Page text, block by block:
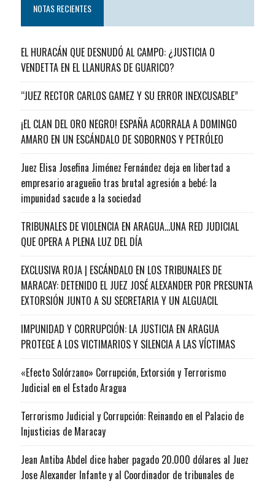
NOTAS RECIENTES
EL HURACÁN QUE DESNUDÓ AL CAMPO: ¿JUSTICIA O
VENDETTA EN EL LLANURAS DE GUARICO?
“JUEZ RECTOR CARLOS GAMEZ Y SU ERROR INEXCUSABLE”
¡EL CLAN DEL ORO NEGRO! ESPAÑA ACORRALA A DOMINGO
AMARO EN UN ESCÁNDALO DE SOBORNOS Y PETRÓLEO
Juez Elisa Josefina Jiménez Fernández deja en libertad a
empresario aragueño tras brutal agresión a bebé: la
impunidad sacude a la sociedad
TRIBUNALES DE VIOLENCIA EN ARAGUA…UNA RED JUDICIAL
QUE OPERA A PLENA LUZ DEL DÍA
EXCLUSIVA ROJA | ESCÁNDALO EN LOS TRIBUNALES DE
MARACAY: DETENIDO EL JUEZ JOSÉ ALEXANDER POR PRESUNTA
EXTORSIÓN JUNTO A SU SECRETARIA Y UN ALGUACIL
IMPUNIDAD Y CORRUPCIÓN: LA JUSTICIA EN ARAGUA
PROTEGE A LOS VICTIMARIOS Y SILENCIA A LAS VÍCTIMAS
«Efecto Solórzano» Corrupción, Extorsión y Terrorismo
Judicial en el Estado Aragua
Terrorismo Judicial y Corrupción: Reinando en el Palacio de
Injusticias de Maracay
Jean Antiba Abdel dice haber pagado 20.000 dólares al Juez
Jose Alexander Infante y al Coordinador de tribunales de